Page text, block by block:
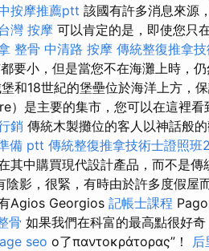
按摩推薦ptt 該國有許多消息來源
灣 按摩 可以肯定的是，即使您只
整骨 中清路 按摩 傳統整復推拿
要小，但是當您不在海灘上時，
和18世紀的堡壘位於海洋上方，
）是主要的集市，您可以在這裡
銷 傳統木製攤位的客人以神話般
備 ptt 傳統整復推拿技術士證照班
中購買現代設計產品，而不是傳
影，很緊，有時由於許多度假屋
Agios Georgios 記帳士課程
骨 如果我們在科富的最高點很好
seo o了παντοκράτορας”！ 后